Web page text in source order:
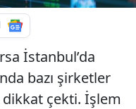
İstanbul’da
bazı şirketler
çekti. İşlem